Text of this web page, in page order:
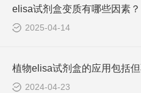
elisa试剂盒变质有哪些因素？
2025-04-14
2024-04-23